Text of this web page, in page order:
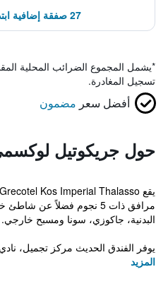
27 صفقة إضافية ابتداءً من 897 ﷼
*يشمل المجموع الضرائب المحلية
تسجيل المغادرة.
أفضل سعر مضمون
حول جريكوتيل
مرافق ذات 5 نجوم فضلاً عن
البدنية، جاكوزي، سونا ومسبح خارجي.
يوفر الفندق الحديث مركز تجميل،
المزيد